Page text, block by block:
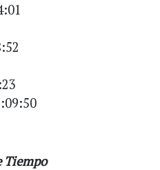
Tiempo